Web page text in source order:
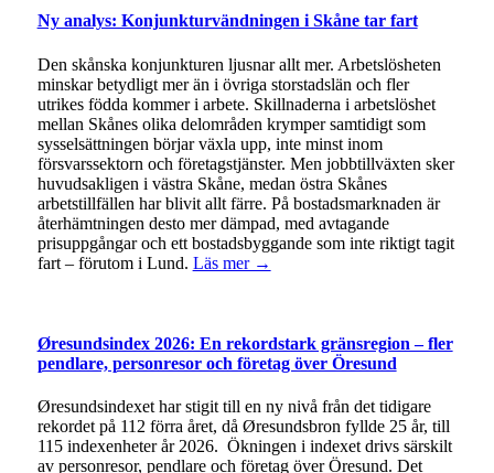
Ny analys: Konjunkturvändningen i Skåne tar fart
Den skånska konjunkturen ljusnar allt mer. Arbetslösheten
minskar betydligt mer än i övriga storstadslän och fler
utrikes födda kommer i arbete. Skillnaderna i arbetslöshet
mellan Skånes olika delområden krymper samtidigt som
sysselsättningen börjar växla upp, inte minst inom
försvarssektorn och företagstjänster. Men jobbtillväxten sker
huvudsakligen i västra Skåne, medan östra Skånes
arbetstillfällen har blivit allt färre. På bostadsmarknaden är
återhämtningen desto mer dämpad, med avtagande
prisuppgångar och ett bostadsbyggande som inte riktigt tagit
fart – förutom i Lund. Läs mer →
Øresundsindex 2026: En rekordstark gränsregion – fler
pendlare, personresor och företag över Öresund
Øresundsindexet har stigit till en ny nivå från det tidigare
rekordet på 112 förra året, då Øresundsbron fyllde 25 år, till
115 indexenheter år 2026. Ökningen i indexet drivs särskilt
av personresor, pendlare och företag över Öresund. Det